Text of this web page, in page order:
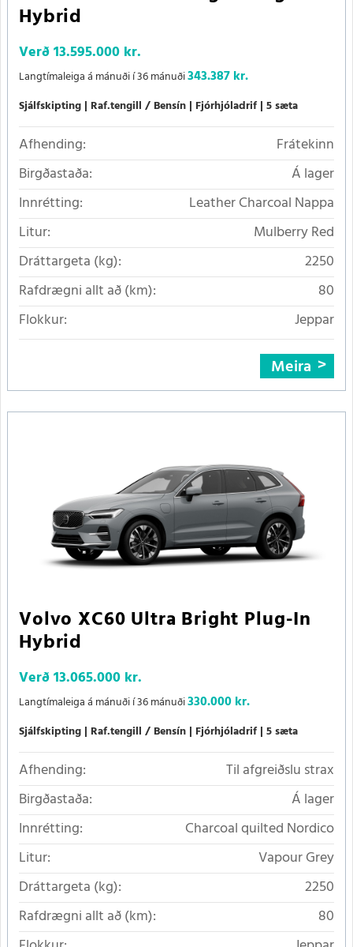
Hybrid
Verð13.595.000 kr.
Langtímaleiga á mánuði í 36 mánuði343.387 kr.
Sjálfskipting Raf.tengill / Bensín Fjórhjóladrif 5 sæta
Afhending:
Frátekinn
Birgðastaða:
Á lager
Innrétting:
Leather Charcoal Nappa
Litur:
Mulberry Red
Dráttargeta (kg):
2250
Rafdrægni allt að (km):
80
Flokkur:
Jeppar
Meira
Volvo XC60 Ultra Bright Plug-In
Hybrid
Verð13.065.000 kr.
Langtímaleiga á mánuði í 36 mánuði330.000 kr.
Sjálfskipting Raf.tengill / Bensín Fjórhjóladrif 5 sæta
Afhending:
Til afgreiðslu strax
Birgðastaða:
Á lager
Innrétting:
Charcoal quilted Nordico
Litur:
Vapour Grey
Dráttargeta (kg):
2250
Rafdrægni allt að (km):
80